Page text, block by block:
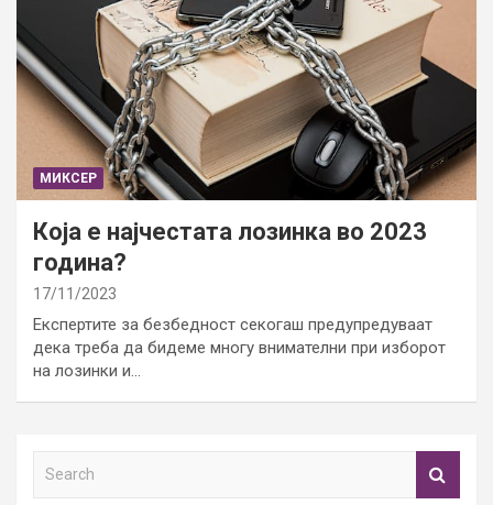
МИКСЕР
Која е најчестата лозинка во 2023
година?
17/11/2023
Експертите за безбедност секогаш предупредуваат
дека треба да бидеме многу внимателни при изборот
на лозинки и…